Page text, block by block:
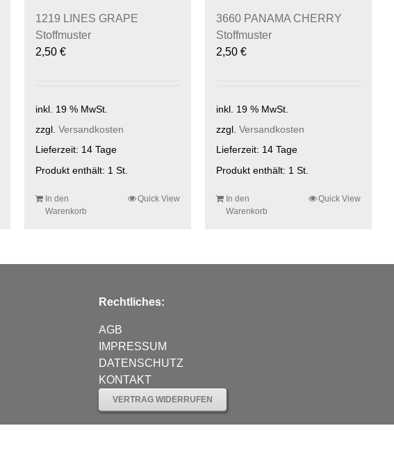
1219 LINES GRAPE
Stoffmuster
2,50 €
inkl. 19 % MwSt.
zzgl. Versandkosten
Lieferzeit: 14 Tage
Produkt enthält: 1 St.
In den
Warenkorb
Quick View
3660 PANAMA CHERRY
Stoffmuster
2,50 €
inkl. 19 % MwSt.
zzgl. Versandkosten
Lieferzeit: 14 Tage
Produkt enthält: 1 St.
In den
Warenkorb
Quick View
Rechtliches:
AGB
IMPRESSUM
DATENSCHUTZ
KONTAKT
VERTRAG WIDERRUFEN